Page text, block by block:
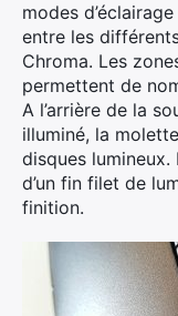
modes
entre les
Chroma. Les
permettent de
A l’arrière de la
illuminé, la
disques
d’un fin filet de
finition.